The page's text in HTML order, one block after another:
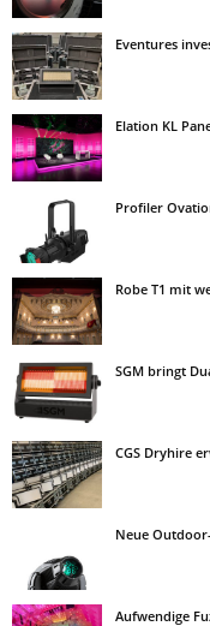
Eventures
Elation KL
Profiler
Robe T1 mit
SGM bringt
CGS Dryhire
Neue
Aufwendige